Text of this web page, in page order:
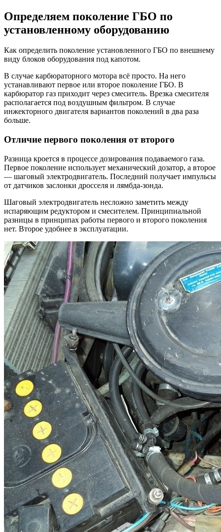
Определяем поколение ГБО по
установленному оборудованию
Как определить поколение установленного ГБО по внешнему
виду блоков оборудования под капотом.
В случае карбюраторного мотора всё просто. На него
устанавливают первое или второе поколение ГБО. В
карбюратор газ приходит через смеситель. Врезка смесителя
располагается под воздушным фильтром. В случае
инжекторного двигателя вариантов поколений в два раза
больше.
Отличие первого поколения от второго
Разница кроется в процессе дозирования подаваемого газа.
Первое поколение использует механический дозатор, а второе
— шаговый электродвигатель. Последний получает импульсы
от датчиков заслонки дросселя и лямбда-зонда.
Шаговый электродвигатель несложно заметить между
испаряющим редуктором и смесителем. Принципиальной
разницы в принципах работы первого и второго поколения
нет. Второе удобнее в эксплуатации.